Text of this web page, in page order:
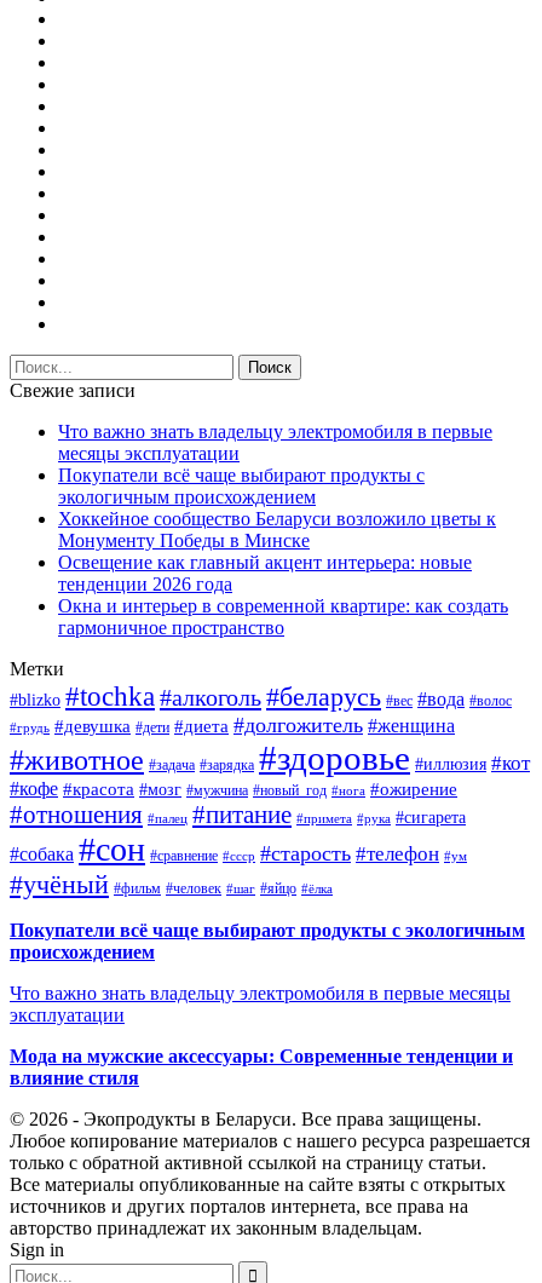
Свежие записи
Что важно знать владельцу электромобиля в первые
месяцы эксплуатации
Покупатели всё чаще выбирают продукты с
экологичным происхождением
Хоккейное сообщество Беларуси возложило цветы к
Монументу Победы в Минске
Освещение как главный акцент интерьера: новые
тенденции 2026 года
Окна и интерьер в современной квартире: как создать
гармоничное пространство
Метки
#blizko #tochka #алкоголь#беларусь #вес #вода #волос
#грудь #девушка #дети #диета #долгожитель #женщина
#животное #задача #зарядка #здоровье #иллюзия #кот
#кофе #красота #мозг #мужчина #новый_год #нога #ожирение
#отношения #палец #питание #примета #рука #сигарета
#собака #сон #сравнение #ссср #старость #телефон #ум
#учёный #фильм #человек #шаг #яйцо #ёлка
Покупатели всё чаще выбирают продукты с экологичным
происхождением
Что важно знать владельцу электромобиля в первые месяцы
эксплуатации
Мода на мужские аксессуары: Современные тенденции и
влияние стиля
© 2026 - Экопродукты в Беларуси. Все права защищены.
Любое копирование материалов с нашего ресурса разрешается
только с обратной активной ссылкой на страницу статьи.
Все материалы опубликованные на сайте взяты с открытых
источников и других порталов интернета, все права на
авторство принадлежат их законным владельцам.
Sign in